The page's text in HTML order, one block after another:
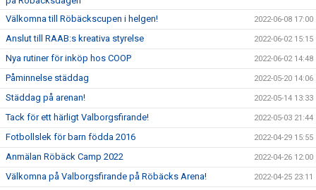
Välkomna till Röbäckscupen i helgen!
2022-06-08 17:00
Anslut till RAAB:s kreativa styrelse 2022-06-02 15:15
Nya rutiner för inköp hos COOP 2022-06-02 14:48
Påminnelse städdag 2022-05-20 14:06
Städdag på arenan! 2022-05-14 13:33
Tack för ett härligt Valborgsfirande! 2022-05-03 21:44
Fotbollslek för barn födda 2016 2022-04-29 15:55
Anmälan Röbäck Camp 2022 2022-04-26 12:00
Välkomna på Valborgsfirande på Röbäcks Arena! 2022-04-25 23:11